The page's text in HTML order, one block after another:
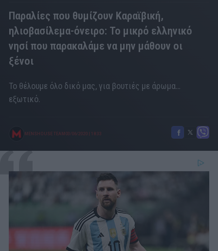
Παραλίες που θυμίζουν Καραϊβική,
ηλιοβασίλεμα-όνειρο: Το μικρό ελληνικό
νησί που παρακαλάμε να μην μάθουν οι
ξένοι
Το θέλουμε όλο δικό μας, για βουτιές με άρωμα…
εξωτικό.
MENSHOUSE TEAM 03/06/2020 18:33